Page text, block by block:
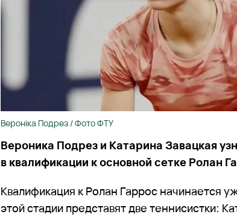
Вероніка Подрез / Фото ФТУ
Вероника Подрез и Катарина Завацкая
в квалификации к основной сетке Ролан
Квалификация к Ролан Гаррос начинается
этой стадии представят две теннисистки: